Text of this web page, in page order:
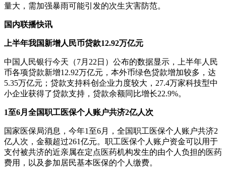
量大，需加强暴雨可能引发的次生灾害防范。
国内联播快讯
上半年我国新增人民币贷款12.92万亿元
中国人民银行今天（7月22日）公布的数据显示，上半年人民
币各项贷款新增12.92万亿元，本外币绿色贷款增加较多，达
5.35万亿元；贷款支持科创企业力度较大，27.4万家科技型中
小企业获得了贷款支持，贷款余额同比增长22.9%。
1至6月全国职工医保个人账户共济2亿人次
国家医保局消息，今年1至6月，全国职工医保个人账户共济2
亿人次，金额超过261亿元。职工医保个人账户资金可以用于
支付被共济的近亲属在定点医药机构发生的由个人负担的医药
费用，以及参加居民基本医保的个人缴费。